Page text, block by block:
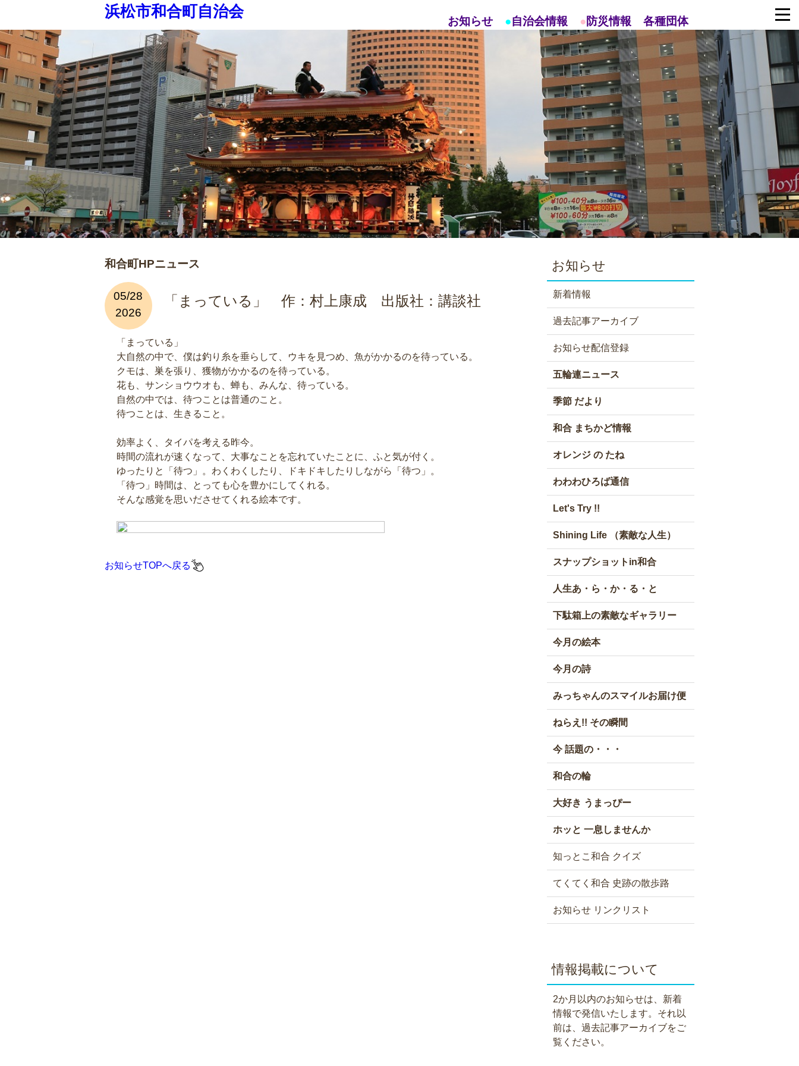
浜松市和合町自治会
お知らせ ●自治会情報 ●防災情報 各種団体
和合町HPニュース
「まっている」 作：村上康成 出版社：講談社
05/28
2026
「まっている」
大自然の中で、僕は釣り糸を垂らして、ウキを見つめ、魚がかかるのを待っている。
クモは、巣を張り、獲物がかかるのを待っている。
花も、サンショウウオも、蝉も、みんな、待っている。
自然の中では、待つことは普通のこと。
待つことは、生きること。
効率よく、タイパを考える昨今。
時間の流れが速くなって、大事なことを忘れていたことに、ふと気が付く。
ゆったりと「待つ」。わくわくしたり、ドキドキしたりしながら「待つ」。
「待つ」時間は、とっても心を豊かにしてくれる。
そんな感覚を思いださせてくれる絵本です。
お知らせTOPへ戻る
お知らせ
新着情報
過去記事アーカイブ
お知らせ配信登録
五輪連ニュース
季節 だより
和合 まちかど情報
オレンジ の たね
わわわひろば通信
Let's Try !!
Shining Life （素敵な人生）
スナップショットin和合
人生あ・ら・か・る・と
下駄箱上の素敵なギャラリー
今月の絵本
今月の詩
みっちゃんのスマイルお届け便
ねらえ!! その瞬間
今 話題の・・・
和合の輪
大好き うまっぴー
ホッと 一息しませんか
知っとこ和合 クイズ
てくてく和合 史跡の散歩路
お知らせ リンクリスト
情報掲載について
2か月以内のお知らせは、新着
情報で発信いたします。それ以
前は、過去記事アーカイブをご
覧ください。